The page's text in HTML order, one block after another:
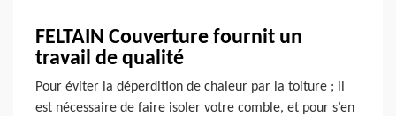
FELTAIN Couverture fournit un
travail de qualité
Pour éviter la déperdition de chaleur par la toiture ; il
est nécessaire de faire isoler votre comble, et pour s’en